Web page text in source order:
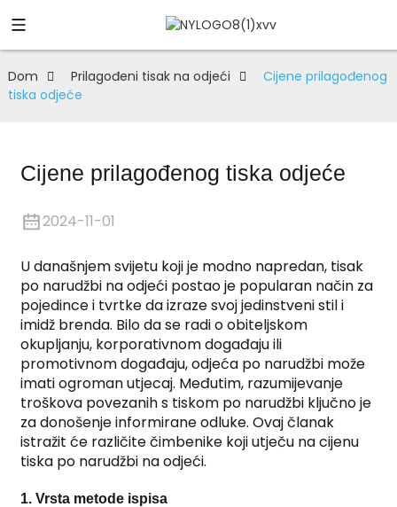
Dom Prilagođeni tisak na odjeći
Cijene prilagođenog
tiska odjeće
Cijene prilagođenog tiska odjeće
2024-11-01
U današnjem svijetu koji je modno napredan, tisak
po narudžbi na odjeći postao je popularan način za
pojedince i tvrtke da izraze svoj jedinstveni stil i
imidž brenda. Bilo da se radi o obiteljskom
okupljanju, korporativnom događaju ili
promotivnom događaju, odjeća po narudžbi može
imati ogroman utjecaj. Međutim, razumijevanje
troškova povezanih s tiskom po narudžbi ključno je
za donošenje informirane odluke. Ovaj članak
istražit će različite čimbenike koji utječu na cijenu
tiska po narudžbi na odjeći.
1. Vrsta metode ispisa